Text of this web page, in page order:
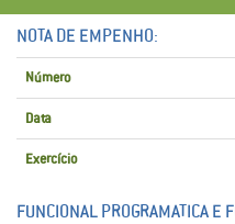
NOTA DE EMPENHO:
Número
Data
Exercício
FUNCIONAL PROGRAMATICA E